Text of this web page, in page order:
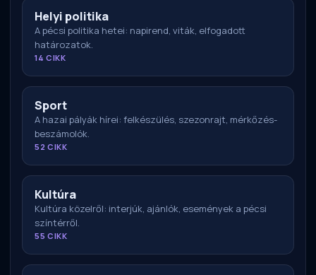
Helyi politika
A pécsi politika hetei: napirend, viták, elfogadott
határozatok.
14 CIKK
Sport
A hazai pályák hírei: felkészülés, szezonrajt, mérkőzés-
beszámolók.
52 CIKK
Kultúra
Kultúra közelről: interjúk, ajánlók, események a pécsi
színtérről.
55 CIKK